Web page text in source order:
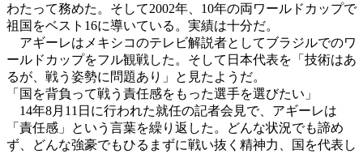
わたって務めた。そして2002年、10年の両ワールドカップで
祖国をベスト16に導いている。実績は十分だ。
アギーレはメキシコのテレビ解説者としてブラジルでのワ
ールドカップをフル観戦した。そして日本代表を「技術はあ
るが、戦う姿勢に問題あり」と見たようだ。
「国を背負って戦う責任感をもった選手を選びたい」
14年8月11日に行われた就任の記者会見で、アギーレは
「責任感」という言葉を繰り返した。どんな状況でも諦め
ず、どんな強豪でもひるまずに戦い抜く精神力、国を代表し